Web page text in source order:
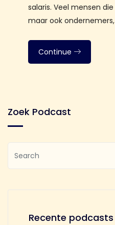
salaris. Veel mensen
maar ook
Continue
Zoek Podcast
Recente podcasts